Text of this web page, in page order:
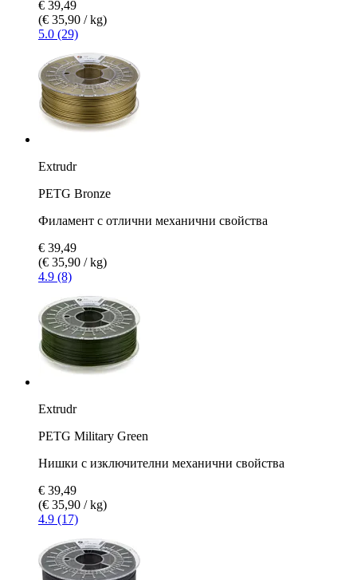
€ 39,49
(€ 35,90 / kg)
5.0 (29)
Extrudr
PETG Bronze
Филамент с отлични механични свойства
€ 39,49
(€ 35,90 / kg)
4.9 (8)
Extrudr
PETG Military Green
Нишки с изключителни механични свойства
€ 39,49
(€ 35,90 / kg)
4.9 (17)